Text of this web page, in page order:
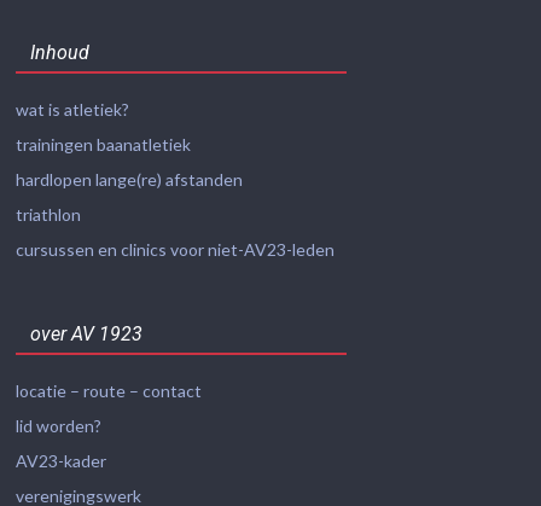
Inhoud
wat is atletiek?
trainingen baanatletiek
hardlopen lange(re) afstanden
triathlon
cursussen en clinics voor niet-AV23-leden
over AV 1923
locatie – route – contact
lid worden?
AV23-kader
verenigingswerk